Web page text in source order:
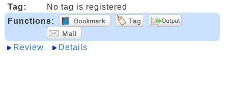
Tag:
No tag is registered
Functions:
Review Details